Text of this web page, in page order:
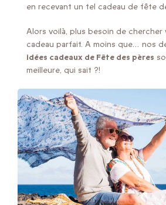
en recevant un tel cadeau de fête
Alors voilà, plus besoin de chercher
cadeau parfait. A moins que… nos
idées cadeaux de Fête des pères
meilleure, qui sait ?!